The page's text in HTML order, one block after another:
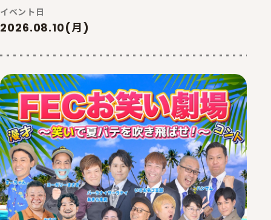
イベント日
2026.08.10(月)